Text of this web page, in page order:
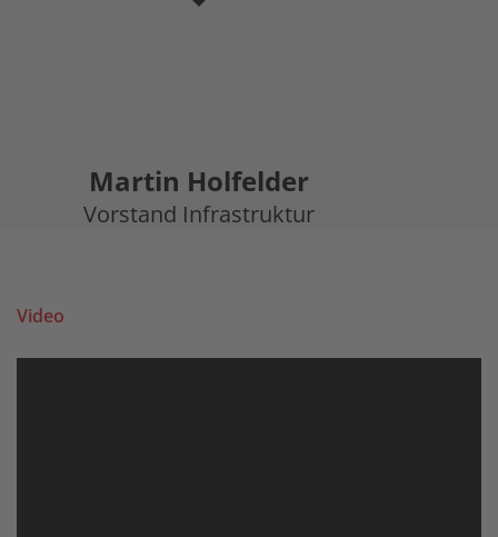
Martin Holfelder
Vorstand Infrastruktur
Video